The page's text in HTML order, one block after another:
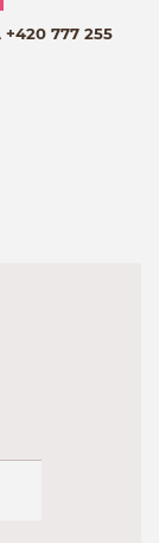
+420 777 255